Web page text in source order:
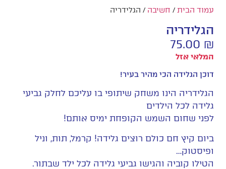
עמוד הבית/ חשיבה / הגלידריה
הגלידריה
75.00 ₪
המלאי אזל
דוכן הגלידה הכי מהיר בעיר!
הגלידריה הינו משחק שיתופי בו עליכם לחלק גביעי
גלידה לכל הילדים
לפני שחום השמש הקופחת ימיס אותם!
ביום קיץ חם כולם רוצים גלידה! קרמל, תות, וניל
ופיסטוק…
הטילו קוביה והגישו גביעי גלידה לכל ילד שבתור.